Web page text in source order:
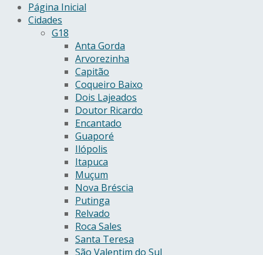
Página Inicial
Cidades
G18
Anta Gorda
Arvorezinha
Capitão
Coqueiro Baixo
Dois Lajeados
Doutor Ricardo
Encantado
Guaporé
Ilópolis
Itapuca
Muçum
Nova Bréscia
Putinga
Relvado
Roca Sales
Santa Teresa
São Valentim do Sul